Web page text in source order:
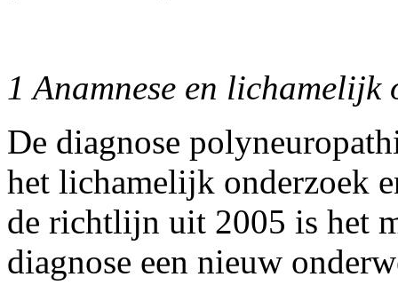
1 Anamnese en lichamelijk
De diagnose
het lichamelijk onderzoek
de richtlijn uit 2005 is het
diagnose een nieuw